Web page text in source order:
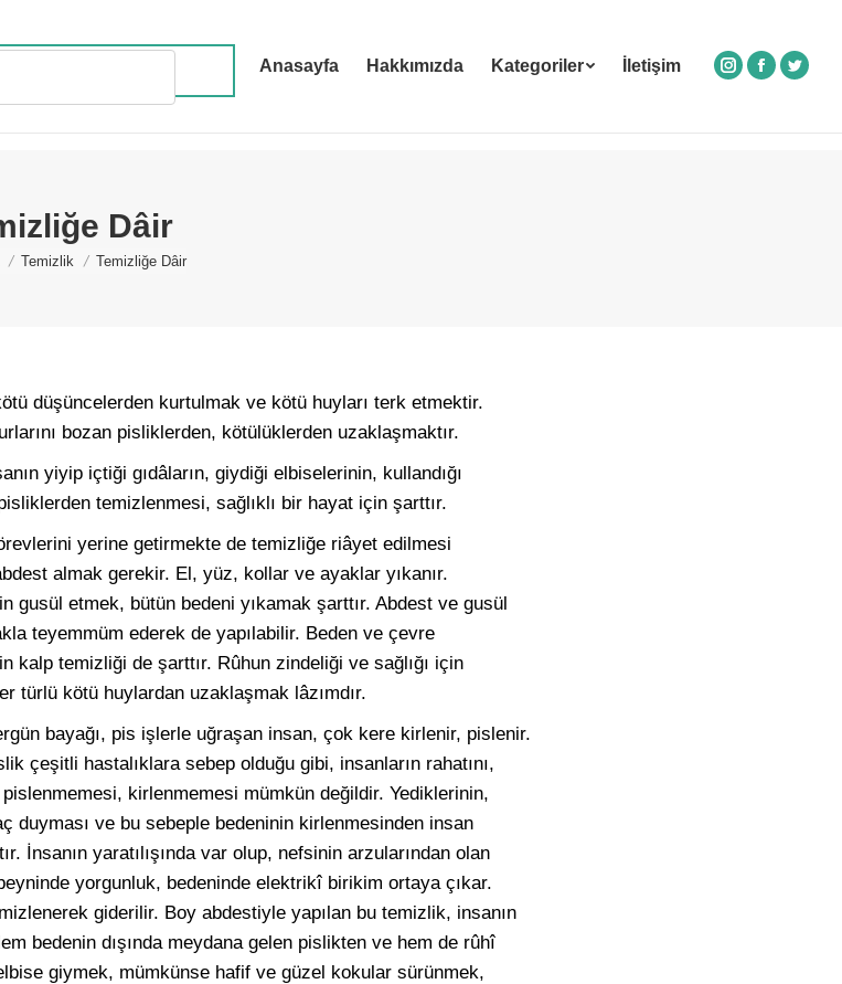
Anasayfa Hakkımızda Kategoriler İletişim
Instagram
Facebook
Dâir
here:
Temizlik Temizliğe Dâir
düşüncelerden kurtulmak ve kötü huyları terk etmektir.
bozan pisliklerden, kötülüklerden uzaklaşmaktır.
yiyip içtiği gıdâların, giydiği elbiselerinin, kullandığı
temizlenmesi, sağlıklı bir hayat için şarttır.
yerine getirmekte de temizliğe riâyet edilmesi
almak gerekir. El, yüz, kollar ve ayaklar yıkanır.
gusül etmek, bütün bedeni yıkamak şarttır. Abdest ve gusül
teyemmüm ederek de yapılabilir. Beden ve çevre
kalp temizliği de şarttır. Rûhun zindeliği ve sağlığı için
türlü kötü huylardan uzaklaşmak lâzımdır.
bayağı, pis işlerle uğraşan insan, çok kere kirlenir, pislenir.
çeşitli hastalıklara sebep olduğu gibi, insanların rahatını,
kirlenmemesi mümkün değildir. Yediklerinin,
duyması ve bu sebeple bedeninin kirlenmesinden insan
İnsanın yaratılışında var olup, nefsinin arzularından olan
yorgunluk, bedeninde elektrikî birikim ortaya çıkar.
giderilir. Boy abdestiyle yapılan bu temizlik, insanın
bedenin dışında meydana gelen pislikten ve hem de rûhî
giymek, mümkünse hafif ve güzel kokular sürünmek,